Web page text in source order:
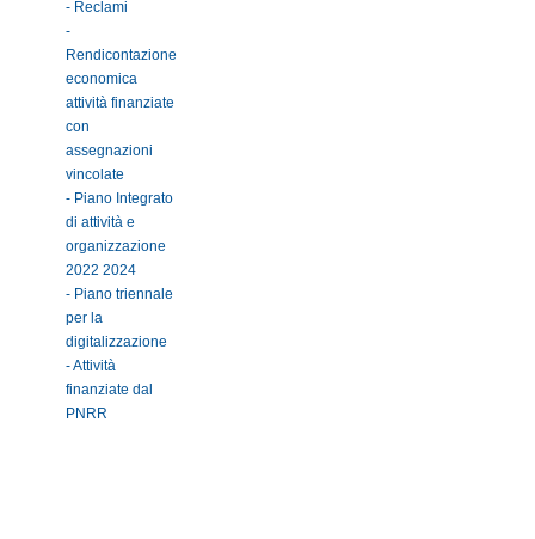
- Reclami
-
Rendicontazione
economica
attività finanziate
con
assegnazioni
vincolate
- Piano Integrato
di attività e
organizzazione
2022 2024
- Piano triennale
per la
digitalizzazione
- Attività
finanziate dal
PNRR